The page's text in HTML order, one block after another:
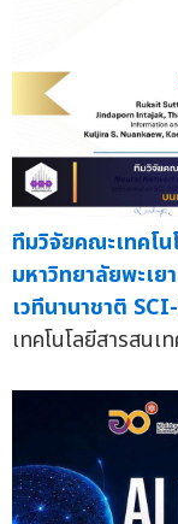
ทีมวิจัยคณะเทคโ
มหาวิทยาลัยพะเ
เวทีนานาชาติ
เทคโนโลยีสารสนเ